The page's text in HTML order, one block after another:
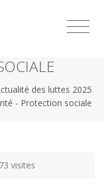
des luttes 2025
- Protection sociale
visites